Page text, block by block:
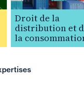
Droit de la
distribution et de
la consommation